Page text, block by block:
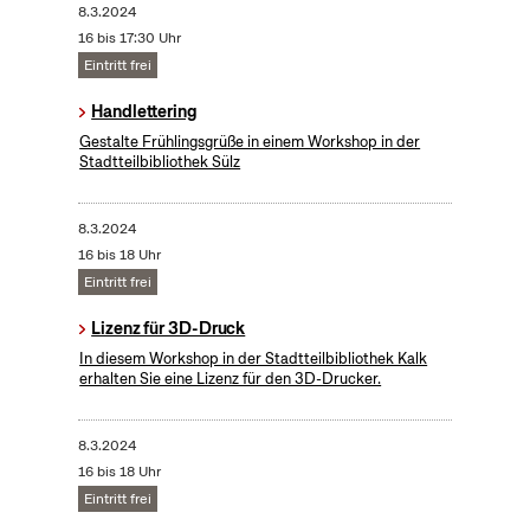
8.3.2024
16 bis 17:30 Uhr
Eintritt frei
Handlettering
Gestalte Frühlingsgrüße in einem Workshop in der
Stadtteilbibliothek Sülz
8.3.2024
16 bis 18 Uhr
Eintritt frei
Lizenz für 3D-Druck
In diesem Workshop in der Stadtteilbibliothek Kalk
erhalten Sie eine Lizenz für den 3D-Drucker.
8.3.2024
16 bis 18 Uhr
Eintritt frei